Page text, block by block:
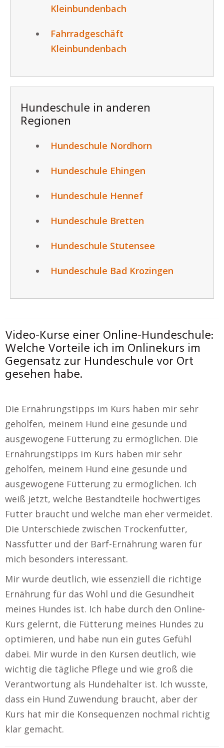
Kleinbundenbach
Fahrradgeschäft
Kleinbundenbach
Hundeschule in anderen
Regionen
Hundeschule Nordhorn
Hundeschule Ehingen
Hundeschule Hennef
Hundeschule Bretten
Hundeschule Stutensee
Hundeschule Bad Krozingen
Video-Kurse einer Online-Hundeschule:
Welche Vorteile ich im Onlinekurs im
Gegensatz zur Hundeschule vor Ort
gesehen habe.
Die Ernährungstipps im Kurs haben mir sehr
geholfen, meinem Hund eine gesunde und
ausgewogene Fütterung zu ermöglichen. Die
Ernährungstipps im Kurs haben mir sehr
geholfen, meinem Hund eine gesunde und
ausgewogene Fütterung zu ermöglichen. Ich
weiß jetzt, welche Bestandteile hochwertiges
Futter braucht und welche man eher vermeidet.
Die Unterschiede zwischen Trockenfutter,
Nassfutter und der Barf-Ernährung waren für
mich besonders interessant.
Mir wurde deutlich, wie essenziell die richtige
Ernährung für das Wohl und die Gesundheit
meines Hundes ist. Ich habe durch den Online-
Kurs gelernt, die Fütterung meines Hundes zu
optimieren, und habe nun ein gutes Gefühl
dabei. Mir wurde in den Kursen deutlich, wie
wichtig die tägliche Pflege und wie groß die
Verantwortung als Hundehalter ist. Ich wusste,
dass ein Hund Zuwendung braucht, aber der
Kurs hat mir die Konsequenzen nochmal richtig
klar gemacht.